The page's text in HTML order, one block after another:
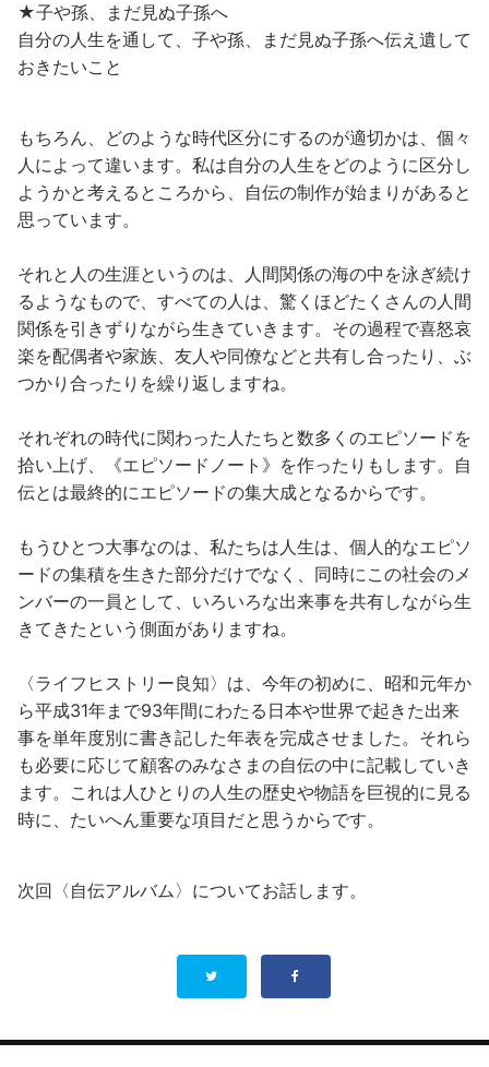
★子や孫、まだ見ぬ子孫へ
自分の人生を通して、子や孫、まだ見ぬ子孫へ伝え遺して
おきたいこと
もちろん、どのような時代区分にするのが適切かは、個々
人によって違います。私は自分の人生をどのように区分し
ようかと考えるところから、自伝の制作が始まりがあると
思っています。
それと人の生涯というのは、人間関係の海の中を泳ぎ続け
るようなもので、すべての人は、驚くほどたくさんの人間
関係を引きずりながら生きていきます。その過程で喜怒哀
楽を配偶者や家族、友人や同僚などと共有し合ったり、ぶ
つかり合ったりを繰り返しますね。
それぞれの時代に関わった人たちと数多くのエピソードを
拾い上げ、《エピソードノート》を作ったりもします。自
伝とは最終的にエピソードの集大成となるからです。
もうひとつ大事なのは、私たちは人生は、個人的なエピソ
ードの集積を生きた部分だけでなく、同時にこの社会のメ
ンバーの一員として、いろいろな出来事を共有しながら生
きてきたという側面がありますね。
〈ライフヒストリー良知〉は、今年の初めに、昭和元年か
ら平成31年まで93年間にわたる日本や世界で起きた出来
事を単年度別に書き記した年表を完成させました。それら
も必要に応じて顧客のみなさまの自伝の中に記載していき
ます。これは人ひとりの人生の歴史や物語を巨視的に見る
時に、たいへん重要な項目だと思うからです。
次回〈自伝アルバム〉についてお話します。